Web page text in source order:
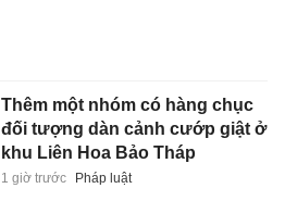
Thêm một nhóm có hàng chục
đối tượng dàn cảnh cướp giật ở
khu Liên Hoa Bảo Tháp
1 giờ trước Pháp luật